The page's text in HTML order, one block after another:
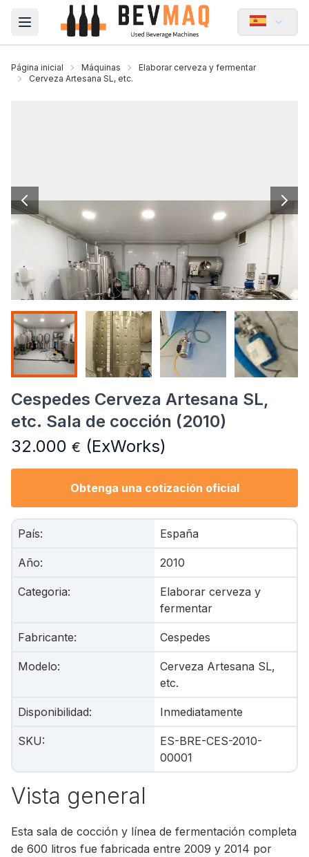
Open main menu
Página inicial Máquinas
Elaborar cerveza y fermentar
Cerveza Artesana SL, etc.
Cespedes Cerveza Artesana SL,
etc. Sala de cocción (2010)
32.000 € (ExWorks)
Obtenga una cotización oficial
País: España
Año: 2010
Categoria:
Elaborar cerveza y
fermentar
Fabricante: Cespedes
Modelo:
Cerveza Artesana SL,
etc.
Disponibilidad: Inmediatamente
SKU:
ES-BRE-CES-2010-
00001
Vista general
Esta sala de cocción y línea de fermentación completa
de 600 litros fue fabricada entre 2009 y 2014 por